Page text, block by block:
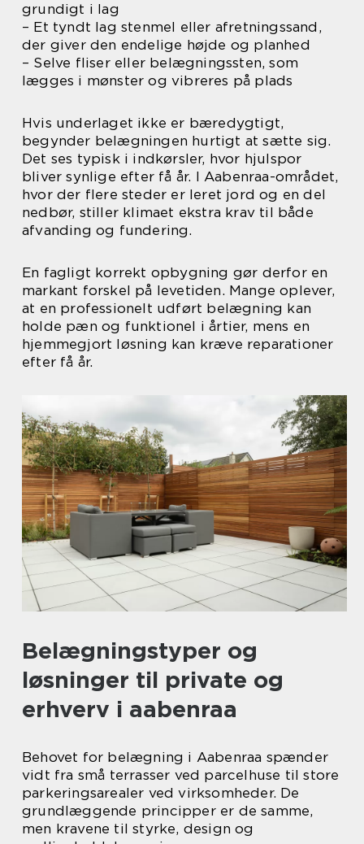
grundigt i lag
– Et tyndt lag stenmel eller afretningssand,
der giver den endelige højde og planhed
– Selve fliser eller belægningssten, som
lægges i mønster og vibreres på plads
Hvis underlaget ikke er bæredygtigt,
begynder belægningen hurtigt at sætte sig.
Det ses typisk i indkørsler, hvor hjulspor
bliver synlige efter få år. I Aabenraa-området,
hvor der flere steder er leret jord og en del
nedbør, stiller klimaet ekstra krav til både
afvanding og fundering.
En fagligt korrekt opbygning gør derfor en
markant forskel på levetiden. Mange oplever,
at en professionelt udført belægning kan
holde pæn og funktionel i årtier, mens en
hjemmegjort løsning kan kræve reparationer
efter få år.
Belægningstyper og
løsninger til private og
erhverv i aabenraa
Behovet for belægning i Aabenraa spænder
vidt fra små terrasser ved parcelhuse til store
parkeringsarealer ved virksomheder. De
grundlæggende principper er de samme,
men kravene til styrke, design og